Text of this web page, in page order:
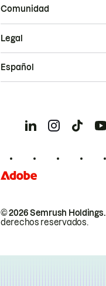
Comunidad
© 2026 Semrush Holdings.
derechos reservados.
Legal
Español